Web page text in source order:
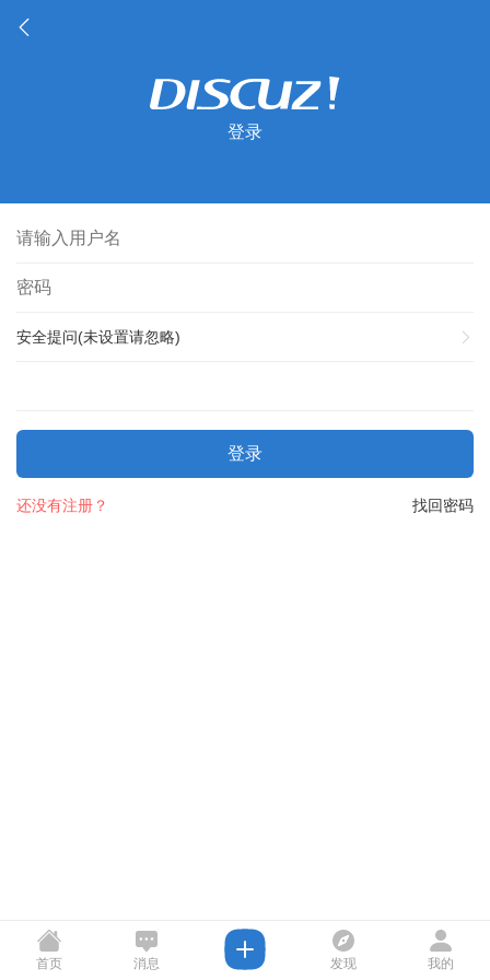
登录
安全提问(未设置请忽略)
登录
找回密码
还没有注册？
首页 消息 发现 我的